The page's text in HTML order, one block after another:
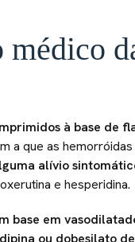
médico
à base de
a que as
alívio
e hesperidina.
base em